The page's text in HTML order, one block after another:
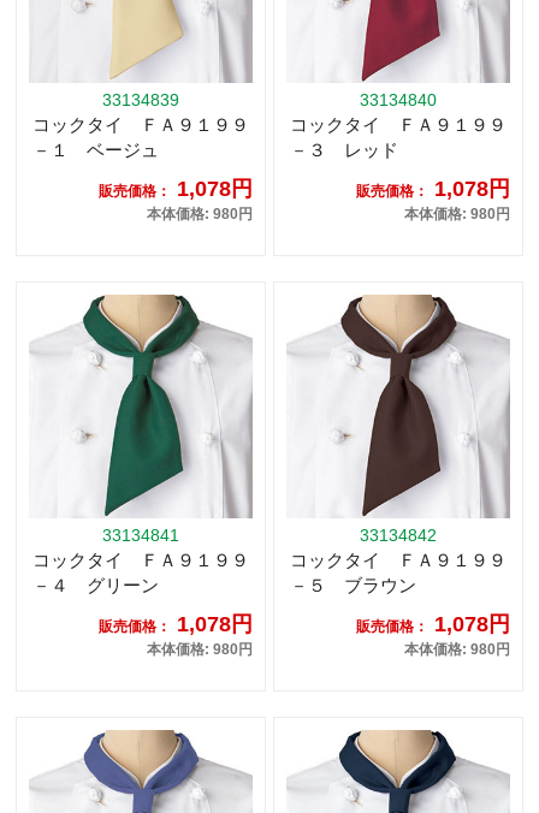
33134839
コックタイ ＦＡ９１９９
－１ ベージュ
販売価格： 1,078円
本体価格: 980円
33134840
コックタイ ＦＡ９１９９
－３ レッド
販売価格： 1,078円
本体価格: 980円
33134841
コックタイ ＦＡ９１９９
－４ グリーン
販売価格： 1,078円
本体価格: 980円
33134842
コックタイ ＦＡ９１９９
－５ ブラウン
販売価格： 1,078円
本体価格: 980円